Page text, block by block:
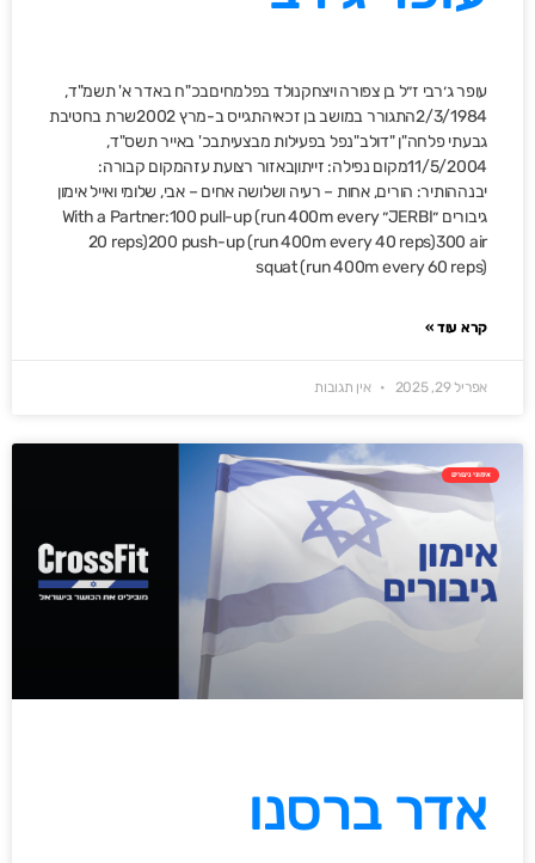
עופר ג׳רבי ז״ל בן צפורה ויצחקנולד בפלמחיםבכ"ח באדר א' תשמ"ד,
2/3/1984התגורר במושב בן זכאיהתגייס ב-מרץ 2002שרת בחטיבת
גבעתי פלחה"ן "דולב"נפל בפעילות מבצעיתבכ' באייר תשס"ד,
11/5/2004מקום נפילה: זייתוןבאזור רצועת עזהמקום קבורה:
יבנההותיר: הורים, אחות – רעיה ושלושה אחים – אבי, שלומי ואייל אימון
גיבורים ״JERBI״ With a Partner:100 pull-up (run 400m every
20 reps)200 push-up (run 400m every 40 reps)300 air
squat (run 400m every 60 reps)
קרא עוד »
אפריל 29, 2025 אין תגובות
אימוני גיבורים
אדר ברסנו